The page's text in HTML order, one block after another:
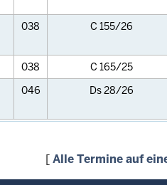
038 C 155/26
038
C 165/25
046 Ds 28/26
[Alle Termine auf